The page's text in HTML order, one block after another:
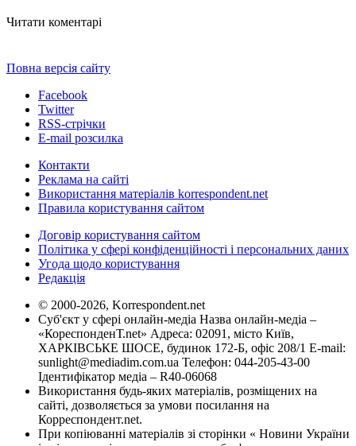
Читати коментарі
Повна версія сайту
Facebook
Twitter
RSS-стрічки
E-mail розсилка
Контакти
Реклама на сайті
Використання матеріалів korrespondent.net
Правила користування сайтом
Договір користування сайтом
Політика у сфері конфіденційності і персональних даних
Угода щодо користування
Редакція
© 2000-2026, Korrespondent.net
Суб'єкт у сфері онлайн-медіа Назва онлайн-медіа –
«КореспонденТ.net» Адреса: 02091, місто Київ,
ХАРКІВСЬКЕ ШОСЕ, будинок 172-Б, офіс 208/1 E-mail:
sunlight@mediadim.com.ua Телефон: 044-205-43-00
Ідентифікатор медіа – R40-06068
Використання будь-яких матеріалів, розміщених на
сайті, дозволяється за умови посилання на
Корреспондент.net.
При копіюванні матеріалів зі сторінки « Новини України